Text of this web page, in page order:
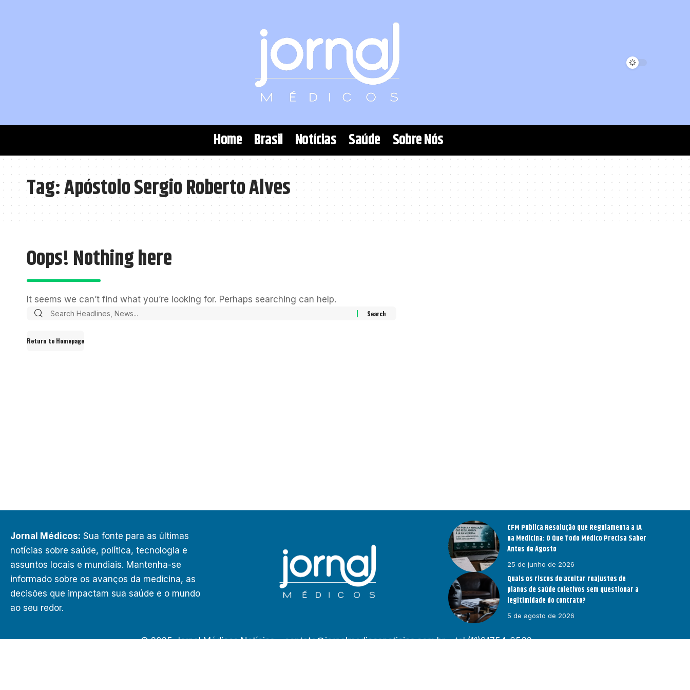
Home Brasil Notícias Saúde Sobre Nós
Tag:Apóstolo Sergio Roberto Alves
Oops! Nothing here
It seems we can’t find what you’re looking for. Perhaps searching can help.
Return to Homepage
Jornal Médicos: Sua fonte para as últimas
notícias sobre saúde, política, tecnologia e
assuntos locais e mundiais. Mantenha-se
informado sobre os avanços da medicina, as
decisões que impactam sua saúde e o mundo
ao seu redor.
CFM Publica Resolução que Regulamenta a IA
na Medicina: O Que Todo Médico Precisa Saber
Antes de Agosto
25 de junho de 2026
Quais os riscos de aceitar reajustes de
planos de saúde coletivos sem questionar a
legitimidade do contrato?
5 de agosto de 2026
© 2025 Jornal Médicos Notícias –contato@jornalmedicosnoticias.com.br– tel.(11)91754-6532